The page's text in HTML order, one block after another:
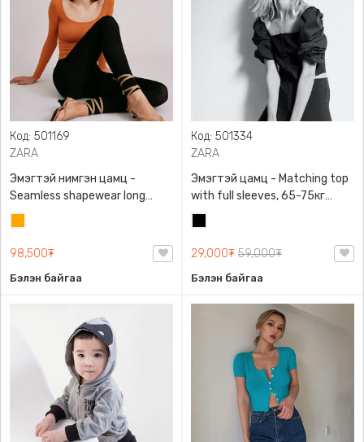
Код: 501169
ZARA
Эмэгтэй нимгэн цамц -
Seamless shapewear long
sleeve t-shirt, 40-60кг жинд
таарна, ZARA, 8779/458/615,
Урт ханцуйтай
98,500₮
Бэлэн байгаа
Код: 501334
ZARA
Эмэгтэй цамц - Matching top
with full sleeves, 65-75кг
жинд таарна, ZARA,
0962/642/800, Задгай
энгэртэй, Урт ханцуйтай,
29,000₮ 59,000₮
Бэлэн байгаа